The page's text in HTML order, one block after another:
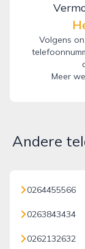
Volgens
Meer
Andere
0264455566
0263843434
0262132632